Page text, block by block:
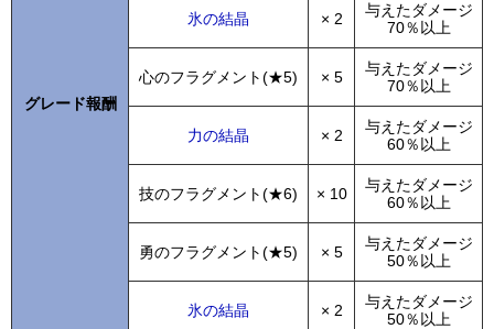
グレード報酬
氷の結晶 × 2
与えたダメージ
70％以上
心のフラグメント(★5) × 5
与えたダメージ
70％以上
力の結晶 × 2
与えたダメージ
60％以上
技のフラグメント(★6) × 10
与えたダメージ
60％以上
勇のフラグメント(★5) × 5
与えたダメージ
50％以上
氷の結晶 × 2
与えたダメージ
50％以上